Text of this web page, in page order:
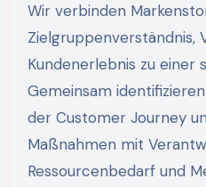
Wir verbinden
Zielgruppenverständnis,
Kundenerlebnis zu einer
Gemeinsam
der Customer Journey
Maßnahmen mit
Ressourcenbedarf und